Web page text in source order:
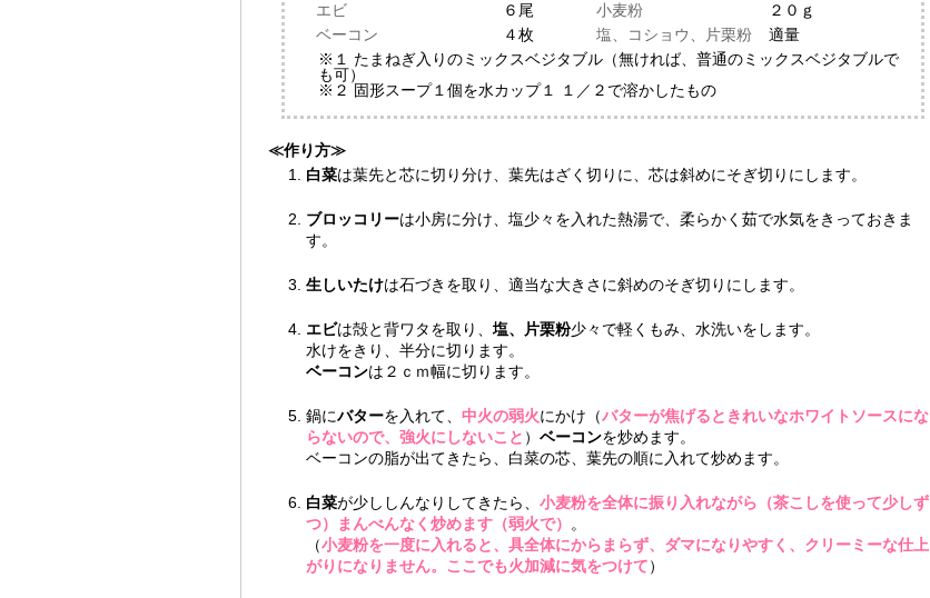
エビ
６尾
ベーコン
４枚
小麦粉
２０ｇ
塩、コショウ、片栗粉
適量
※１ たまねぎ入りのミックスベジタブル（無ければ、普通のミックスベジタブルで
も可）
※２ 固形スープ１個を水カップ１ １／２で溶かしたもの
≪作り方≫
白菜は葉先と芯に切り分け、葉先はざく切りに、芯は斜めにそぎ切りにします。
ブロッコリーは小房に分け、塩少々を入れた熱湯で、柔らかく茹で水気をきっておきま
す。
生しいたけは石づきを取り、適当な大きさに斜めのそぎ切りにします。
エビは殻と背ワタを取り、塩、片栗粉少々で軽くもみ、水洗いをします。
水けをきり、半分に切ります。
ベーコンは２ｃｍ幅に切ります。
鍋にバターを入れて、中火の弱火にかけ（バターが焦げるときれいなホワイトソースにな
らないので、強火にしないこと ）ベーコンを炒めます。
ベーコンの脂が出てきたら、白菜の芯、葉先の順に入れて炒めます。
白菜が少ししんなりしてきたら、小麦粉を全体に振り入れながら（茶こしを使って少しず
つ）まんべんなく炒めます（弱火で）
。
（小麦粉を一度に入れると、具全体にからまらず、ダマになりやすく、クリーミーな仕上
がりになりません。ここでも火加減に気をつけて）